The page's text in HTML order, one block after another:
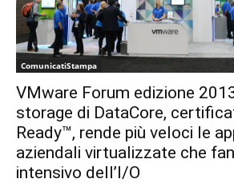
ComunicatiStampa
VMware Forum edizione
storage di DataCore,
Ready™, rende più veloci le
aziendali virtualizzate che
intensivo dell’I/O